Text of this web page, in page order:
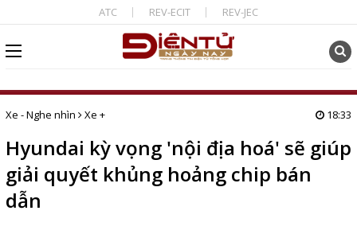
ATC REV-ECIT REV-JEC
Xe - Nghe nhìn Xe + 18:33
Hyundai kỳ vọng 'nội địa hoá' sẽ giúp
giải quyết khủng hoảng chip bán
dẫn